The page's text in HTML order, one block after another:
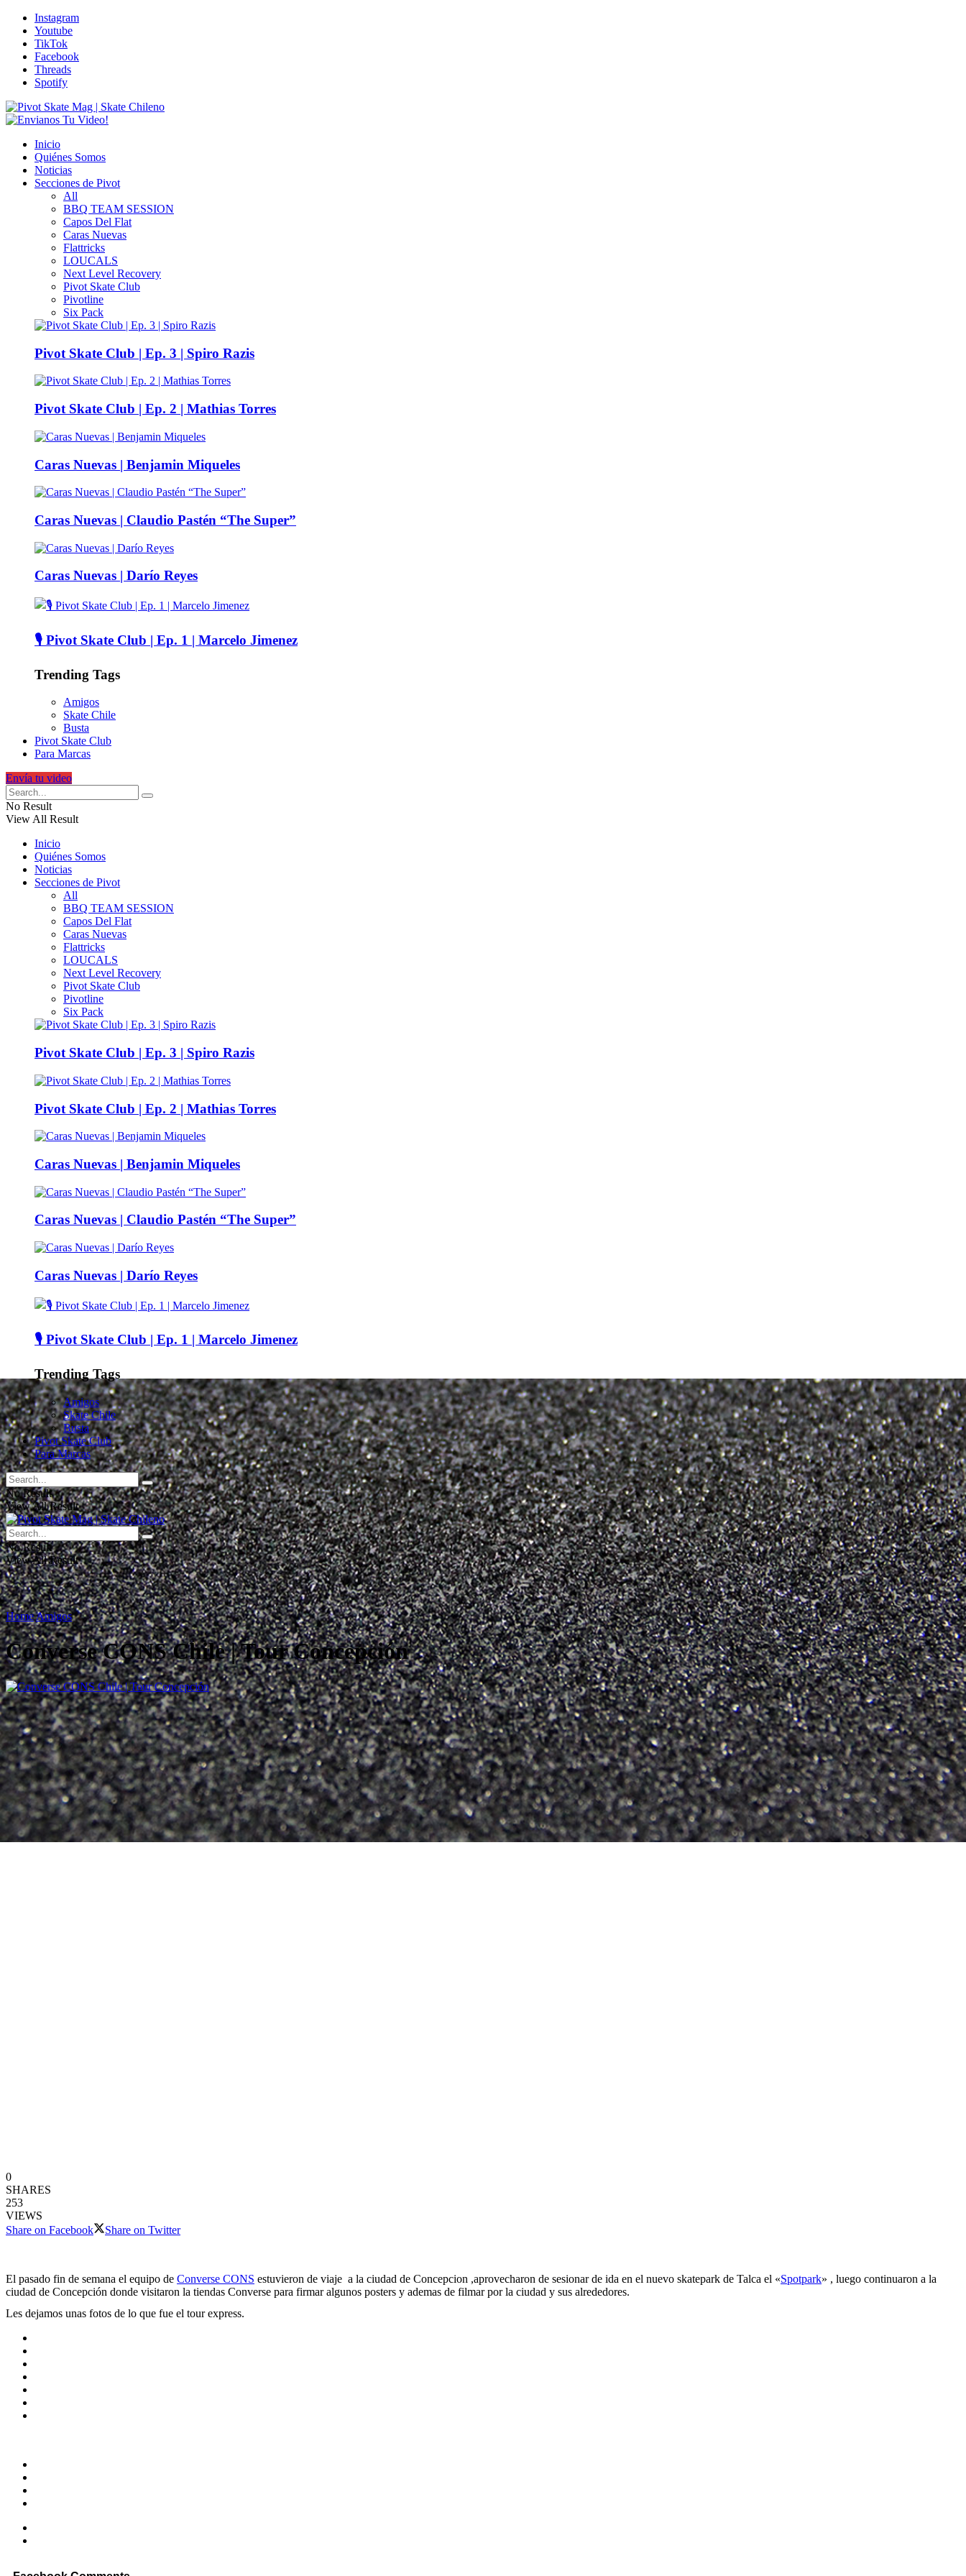
Instagram
Youtube
TikTok
Facebook
Threads
Spotify
Inicio
Quiénes Somos
Noticias
Secciones de Pivot
All
BBQ TEAM SESSION
Capos Del Flat
Caras Nuevas
Flattricks
LOUCALS
Next Level Recovery
Pivot Skate Club
Pivotline
Six Pack
Pivot Skate Club | Ep. 3 | Spiro Razis
Pivot Skate Club | Ep. 2 | Mathias Torres
Caras Nuevas | Benjamin Miqueles
Caras Nuevas | Claudio Pastén “The Super”
Caras Nuevas | Darío Reyes
🎙️ Pivot Skate Club | Ep. 1 | Marcelo Jimenez
Trending Tags
Amigos
Skate Chile
Busta
Pivot Skate Club
Para Marcas
Envía tu video
No Result
View All Result
Inicio
Quiénes Somos
Noticias
Secciones de Pivot
All
BBQ TEAM SESSION
Capos Del Flat
Caras Nuevas
Flattricks
LOUCALS
Next Level Recovery
Pivot Skate Club
Pivotline
Six Pack
Pivot Skate Club | Ep. 3 | Spiro Razis
Pivot Skate Club | Ep. 2 | Mathias Torres
Caras Nuevas | Benjamin Miqueles
Caras Nuevas | Claudio Pastén “The Super”
Caras Nuevas | Darío Reyes
🎙️ Pivot Skate Club | Ep. 1 | Marcelo Jimenez
Trending Tags
Amigos
Skate Chile
Busta
Pivot Skate Club
Para Marcas
No Result
View All Result
No Result
View All Result
HomeAmigos
Converse CONS Chile | Tour Concepción
0
SHARES
253
VIEWS
Share on Facebook
Share on Twitter
El pasado fin de semana el equipo de Converse CONS estuvieron de viaje a la ciudad de Concepcion ,aprovecharon de sesionar de ida en el nuevo skatepark de Talca el «Spotpark» , luego continuaron a la
ciudad de Concepción donde visitaron la tiendas Converse para firmar algunos posters y ademas de filmar por la ciudad y sus alrededores.
Les dejamos unas fotos de lo que fue el tour express.